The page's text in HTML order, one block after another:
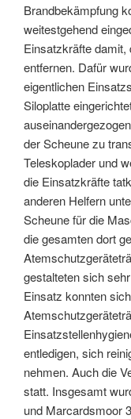
Brandbekämpfung
weitestgehend
Einsatzkräfte
entfernen. Dafür
eigentlichen
Siloplatte
der Scheune zu
Teleskoplader und
die Einsatzkräfte
anderen Helfern
Scheune für die
die gesamten dort
gestalteten sich
Einsatz konnten
entledigen, sich
nehmen. Auch die
statt. Insgesamt
und Marcardsmoor